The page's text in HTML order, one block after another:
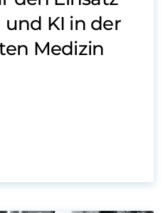
KI in der
Medizin